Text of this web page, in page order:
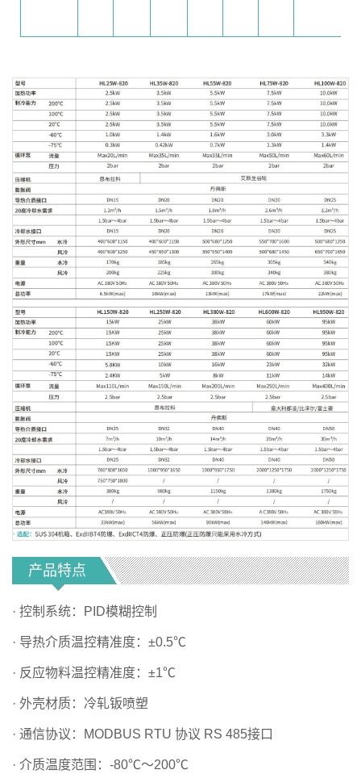
产品特点
· 控制系统：PID模糊控制
· 导热介质温控精准度：±0.5℃
· 反应物料温控精准度：±1℃
· 外壳材质：冷轧钣喷塑
· 通信协议：MODBUS RTU 协议 RS 485接口
· 介质温度范围：-80℃～200℃